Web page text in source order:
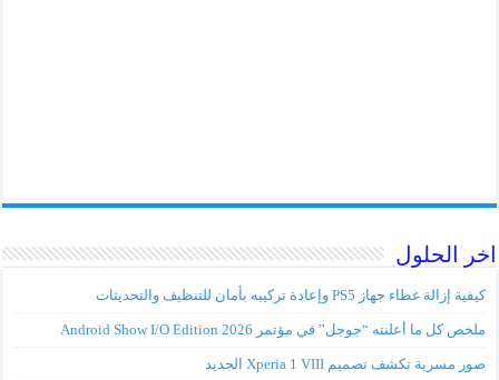
اخر الحلول
كيفية إزالة غطاء جهاز PS5 وإعادة تركيبه بأمان للتنظيف والتحديثات
ملخص كل ما أعلنته “جوجل” في مؤتمر Android Show I/O Edition 2026
صور مسربة تكشف تصميم Xperia 1 VIII الجديد